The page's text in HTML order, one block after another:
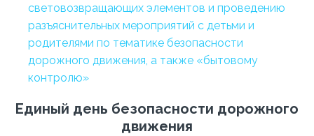
световозвращающих элементов и проведению
разъяснительных мероприятий с детьми и
родителями по тематике безопасности
дорожного движения, а также «бытовому
контролю»
Единый день безопасности дорожного
движения